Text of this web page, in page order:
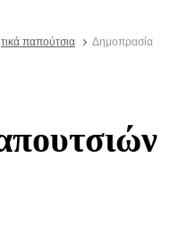
παπούτσια
Δημοπρασία